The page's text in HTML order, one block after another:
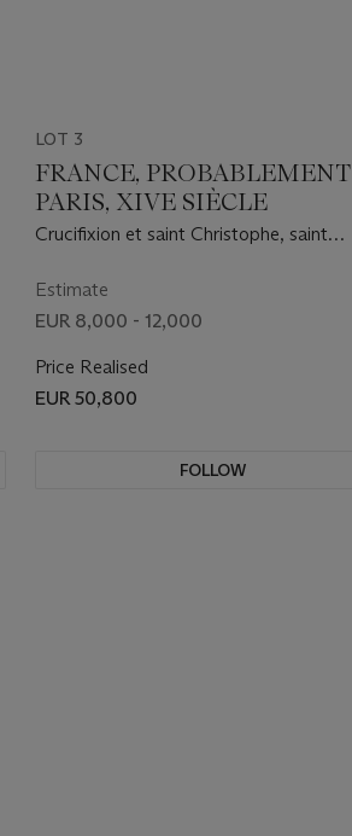
LOT 3
FRANCE, PROBABLEMENT
PARIS, XIVE SIÈCLE
Crucifixion et saint Christophe, saint
Hongrie
Estimate
EUR 8,000 - 12,000
Price Realised
EUR 50,800
FOLLOW